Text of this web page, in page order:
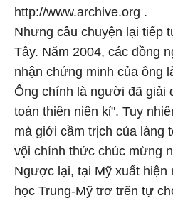
http://www.archive.org .
Nhưng câu chuyện lại tiếp
Tây. Năm 2004, các đồng
nhận chứng minh của ông
Ông chính là người đã giải
toán thiên niên kỉ". Tuy
mà giới cầm trịch của làng
vội chính thức chúc mừng
Ngược lại, tại Mỹ xuất hiện
học Trung-Mỹ trơ trẽn tự